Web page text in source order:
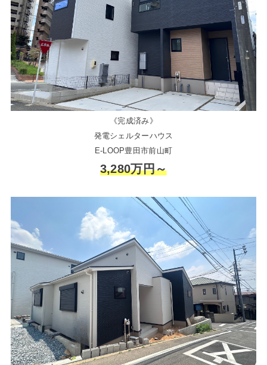
《完成済み》
発電シェルターハウス
E-LOOP豊田市前山町
3,280万円～